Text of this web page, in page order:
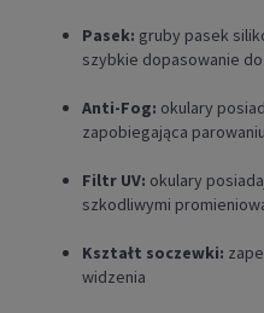
Pasek: gruby pasek
szybkie dopasowanie do
Anti-Fog: okulary
zapobiegająca parowaniu
Filtr UV: okulary
szkodliwymi
Kształt soczewki:
widzenia